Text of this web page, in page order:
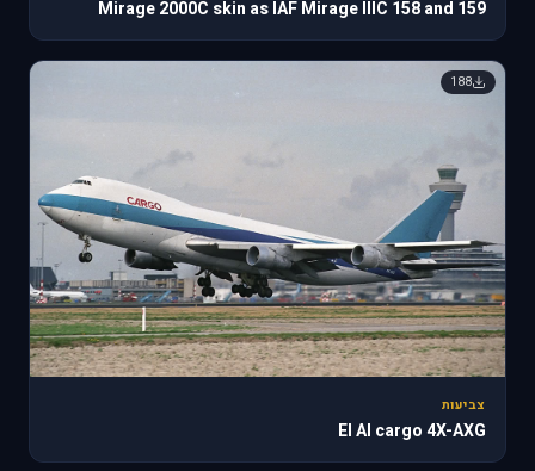
Mirage 2000C skin as IAF Mirage IIIC 158 and 159
188
צביעות
El Al cargo 4X-AXG